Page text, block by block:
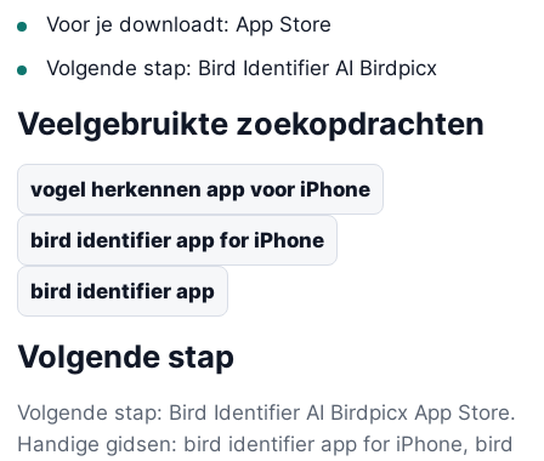
Voor je downloadt: App Store
Volgende stap: Bird Identifier AI Birdpicx
Veelgebruikte zoekopdrachten
vogel herkennen app voor iPhone
bird identifier app for iPhone
bird identifier app
Volgende stap
Volgende stap: Bird Identifier AI Birdpicx App Store.
Handige gidsen: bird identifier app for iPhone, bird